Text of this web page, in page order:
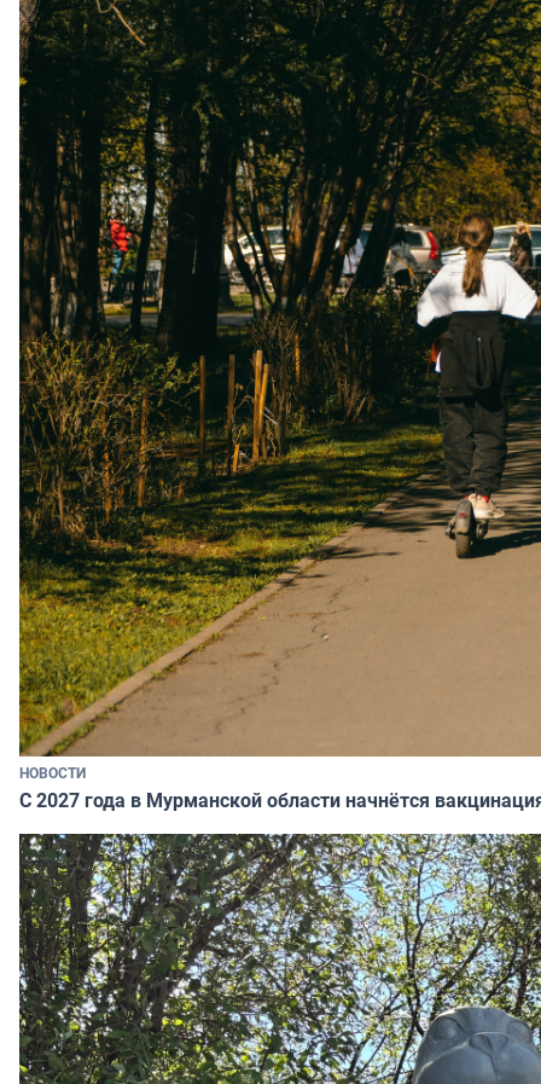
НОВОСТИ
С 2027 года в Мурманской области начнётся